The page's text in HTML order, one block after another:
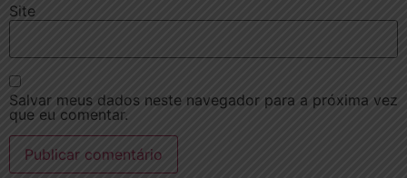
Site
Salvar meus dados neste navegador para a próxima vez
que eu comentar.